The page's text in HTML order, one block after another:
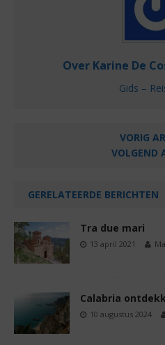
Over Karine De
Gids –
VORIG
VOLGEND
GERELATEERDE BERICHTEN
Tra due mari
13 april 2021
Calabria
10 augustus 2024